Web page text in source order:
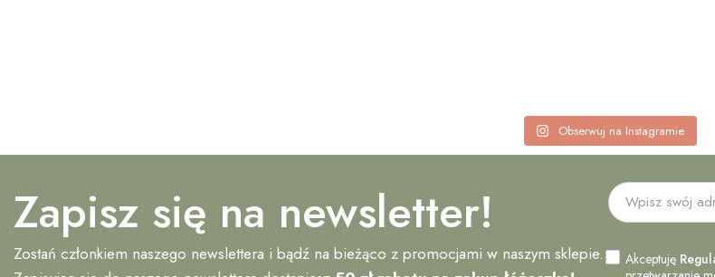
Obserwuj na Instagramie
Zapisz się na newsletter!
Zostań członkiem naszego newslettera i bądź na bieżąco z promocjami w naszym sklepie.
Akceptuję